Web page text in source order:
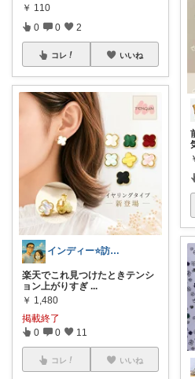
￥ 110
0 0 2
コレ いいね
インディー⭐️訪問•フォローありがとう
楽天でこれ見つけたときテンシ
ョン上がりすぎ ...
￥ 1,480
掲載終了
0 0 11
コレ いいね